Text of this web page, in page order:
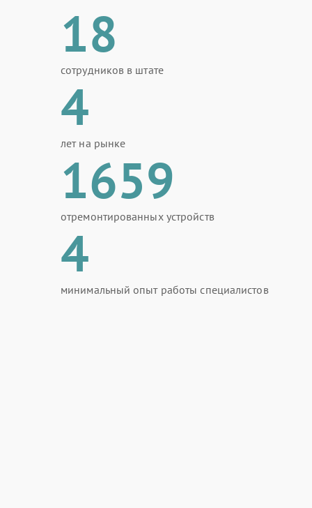
18
сотрудников в штате
4
лет на рынке
1659
отремонтированных устройств
4
минимальный опыт работы специалистов